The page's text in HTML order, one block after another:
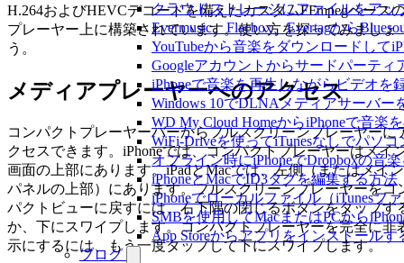
クラウドストレージにファイルをアッ
Evermusic、Flacbox、Evertagから
YouTubeから音楽をダウンロードして
Googleアカウントからサードパーティ
iPhoneで音楽を再生しながらビデオを
Windows 10でDLNAメディアサーバー
WD My Cloud HomeからiPhoneで音楽
WiFi-Driveを使ってiTunesなしでパソ
オフライン時にiPhoneでDropboxの音
iPhoneとMacでID3タグを編集する方法
iPhoneでローカルファイル（iTunesフ
SMBを使用してMacまたはPCから
App Storeからアプリをインストール
ブログ
H.264およびHEVCデコードを備えたカスタムFFmpegベース
プレーヤー上に構築されています。使い方を探ってみましょ
う。
メディアプレーヤーへのアクセス
コンパクトプレーヤーバーからフルスクリーンプレーヤーに
クセスできます。iPhoneでは、コンパクトプレーヤーはメイ
画面の上部にあります。iPadとMacでは、左側（またはメイン
パネルの上部）にあります。フルスクリーンプレーヤーをコ
パクトビューに戻すには、右下隅の閉じるボタンをタップす
か、下にスワイプします。コンパクトプレーヤーを完全に非
示にするには、もう一度タップして下にスワイプします。